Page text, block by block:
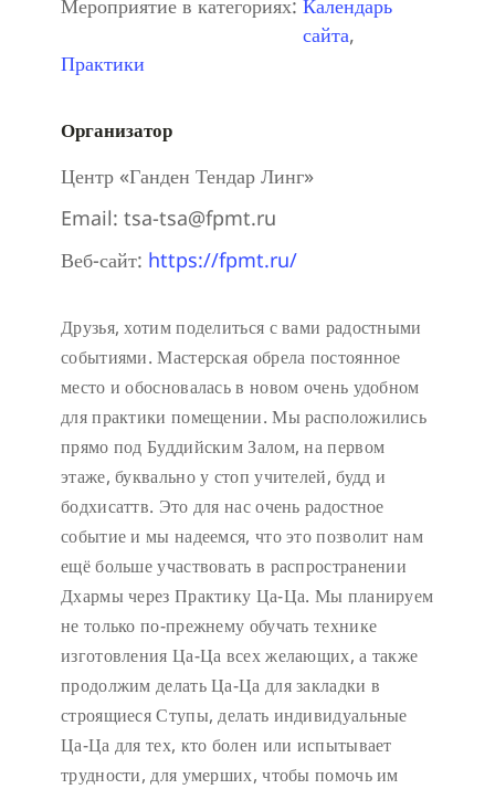
Мероприятие в категориях: Календарь
сайта,
Практики
Организатор
Центр «Ганден Тендар Линг»
Email: tsa-tsa@fpmt.ru
Веб-сайт: https://fpmt.ru/
Друзья, хотим поделиться с вами радостными
событиями. Мастерская обрела постоянное
место и обосновалась в новом очень удобном
для практики помещении. Мы расположились
прямо под Буддийским Залом, на первом
этаже, буквально у стоп учителей, будд и
бодхисаттв. Это для нас очень радостное
событие и мы надеемся, что это позволит нам
ещё больше участвовать в распространении
Дхармы через Практику Ца-Ца. Мы планируем
не только по-прежнему обучать технике
изготовления Ца-Ца всех желающих, а также
продолжим делать Ца-Ца для закладки в
строящиеся Ступы, делать индивидуальные
Ца-Ца для тех, кто болен или испытывает
трудности, для умерших, чтобы помочь им